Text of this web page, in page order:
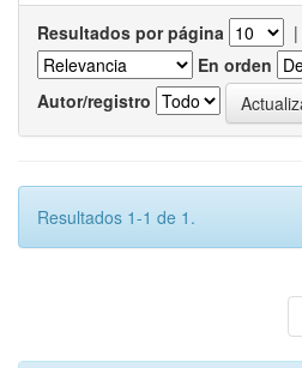
Resultados por página |
En orden
Autor/registro
Resultados 1-1 de 1.